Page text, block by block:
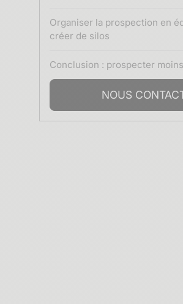
Organiser la prospection en
créer de silos
Conclusion : prospecter
NOUS